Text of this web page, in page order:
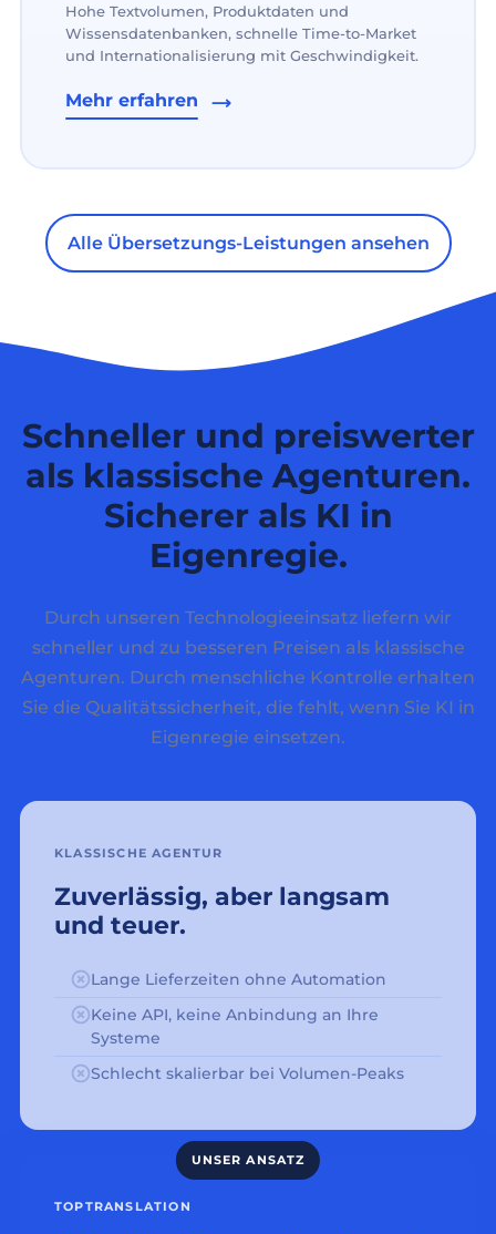
Hohe Textvolumen, Produktdaten und
Wissensdatenbanken, schnelle Time-to-Market
und Internationalisierung mit Geschwindigkeit.
Mehr erfahren
Alle Übersetzungs-Leistungen ansehen
Schneller und preiswerter
als klassische Agenturen.
Sicherer als KI in
Eigenregie.
Durch unseren Technologieeinsatz liefern wir
schneller und zu besseren Preisen als klassische
Agenturen. Durch menschliche Kontrolle erhalten
Sie die Qualitätssicherheit, die fehlt, wenn Sie KI in
Eigenregie einsetzen.
KLASSISCHE AGENTUR
Zuverlässig, aber langsam
und teuer.
Lange Lieferzeiten ohne Automation
Keine API, keine Anbindung an Ihre
Systeme
Schlecht skalierbar bei Volumen-Peaks
TOPTRANSLATION